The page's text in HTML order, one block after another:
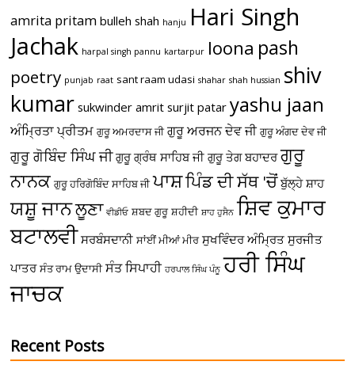
amrita pritam bulleh shah hanju Hari Singh
Jachak harpal singh pannu kartarpur loona pash
poetry punjab raat sant raam udasi shahar shah hussian shiv
kumar sukwinder amrit surjit patar yashu jaan
ਅੰਮ੍ਰਿਤਾ ਪ੍ਰੀਤਮ ਗੁਰੂ ਅਮਰਦਾਸ ਜੀ ਗੁਰੂ ਅਰਜਨ ਦੇਵ ਜੀ ਗੁਰੂ ਅੰਗਦ ਦੇਵ ਜੀ
ਗੁਰੂ ਗੋਬਿੰਦ ਸਿੰਘ ਜੀ ਗੁਰੂ ਗ੍ਰੰਥ ਸਾਹਿਬ ਜੀ ਗੁਰੂ ਤੇਗ ਬਹਾਦਰ ਗੁਰੂ
ਨਾਨਕ ਗੁਰੂ ਹਰਿਗੋਬਿੰਦ ਸਾਹਿਬ ਜੀ ਪਾਸ਼ਪਿੰਡ ਦੀ ਸੱਥ 'ਚੋਂ ਬੁੱਲ੍ਹੇ ਸ਼ਾਹ
ਯਸ਼ੂ ਜਾਨਲੂਣਾ ਵੀਡੀਓ ਸ਼ਬਦ ਗੁਰੂ ਸ਼ਹੀਦੀ ਸ਼ਾਹ ਹੁਸੈਨ ਸ਼ਿਵ ਕੁਮਾਰ
ਬਟਾਲਵੀ ਸਰਬੰਸਦਾਨੀ ਸਾਂਈਂ ਮੀਆਂ ਮੀਰ ਸੁਖਵਿੰਦਰ ਅੰਮ੍ਰਿਤ ਸੁਰਜੀਤ
ਪਾਤਰ ਸੰਤ ਰਾਮ ਉਦਾਸੀ ਸੰਤ ਸਿਪਾਹੀ ਹਰਪਾਲ ਸਿੰਘ ਪੰਨੂ ਹਰੀ ਸਿੰਘ
ਜਾਚਕ
Recent Posts